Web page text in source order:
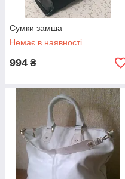
Сумки замша
Немає в наявності
994 ₴